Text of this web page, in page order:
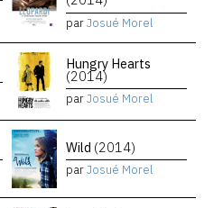
parJosué Morel
Hungry Hearts
(2014)
parJosué Morel
Wild (2014)
parJosué Morel